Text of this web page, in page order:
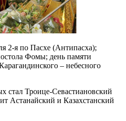
2-я по Пасхе (Антипасха);
Фомы; день памяти
– небесного
стал Троице-Севастиановский
Астанайский и Казахстанский